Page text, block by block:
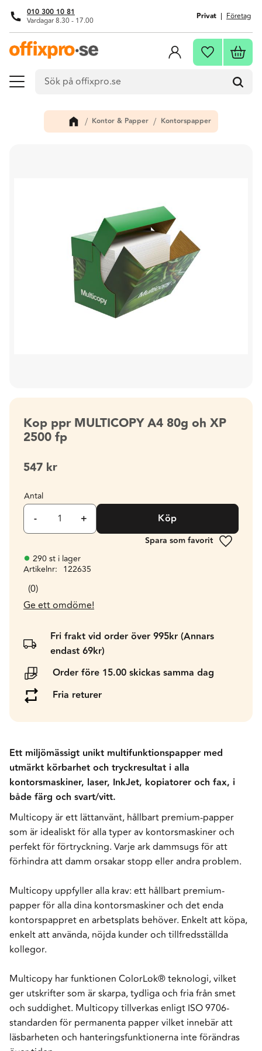
Meny
010 300 10 81
Vardagar 8.30 - 17.00 Privat Företag
Favoriter
Kontor & Papper Kontorspapper
Kop ppr MULTICOPY A4 80g oh XP
2500 fp
547 kr
Antal
+
- Köp
Lägg till
290 st i lager
Artikelnr
122635
0
Ge ett omdöme!
Fri frakt vid order över 995kr (Annars
endast 69kr)
Order före 15.00 skickas samma dag
Fria returer
Ett miljömässigt unikt multifunktionspapper med
utmärkt körbarhet och tryckresultat i alla
kontorsmaskiner, laser, InkJet, kopiatorer och fax, i
både färg och svart/vitt.
Multicopy är ett lättanvänt, hållbart premium-papper
som är idealiskt för alla typer av kontorsmaskiner och
perfekt för förtryckning. Varje ark dammsugs för att
förhindra att damm orsakar stopp eller andra problem.
Multicopy uppfyller alla krav: ett hållbart premium-
papper för alla dina kontorsmaskiner och det enda
kontorspappret en arbetsplats behöver. Enkelt att köpa,
enkelt att använda, nöjda kunder och tillfredsställda
kollegor.
Multicopy har funktionen ColorLok® teknologi, vilket
ger utskrifter som är skarpa, tydliga och fria från smet
och suddighet. Multicopy tillverkas enligt ISO 9706-
standarden för permanenta papper vilket innebär att
läsbarheten och hanteringsfunktionerna inte förändras